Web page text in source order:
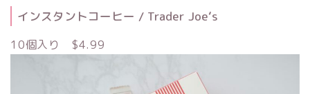
インスタントコーヒー / Trader Joe‘s
10個入り $4.99